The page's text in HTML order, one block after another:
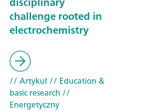
challenge rooted in
electrochemistry
// Artykuł// Education &
basic research //
Energetyczny